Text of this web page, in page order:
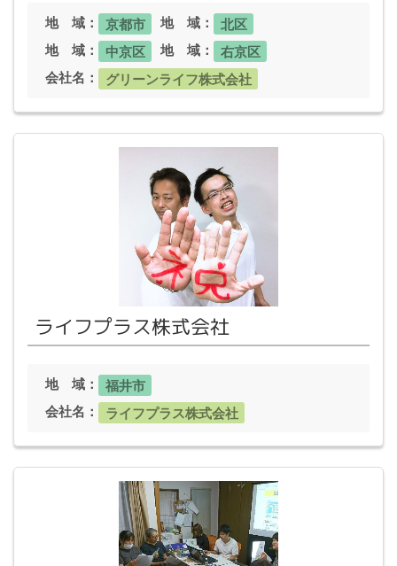
地 域： 京都市 地 域：
北区
地 域：
中京区 地 域：
右京区
会社名：
グリーンライフ株式会社
ライフプラス株式会社
地 域：
福井市
会社名：
ライフプラス株式会社